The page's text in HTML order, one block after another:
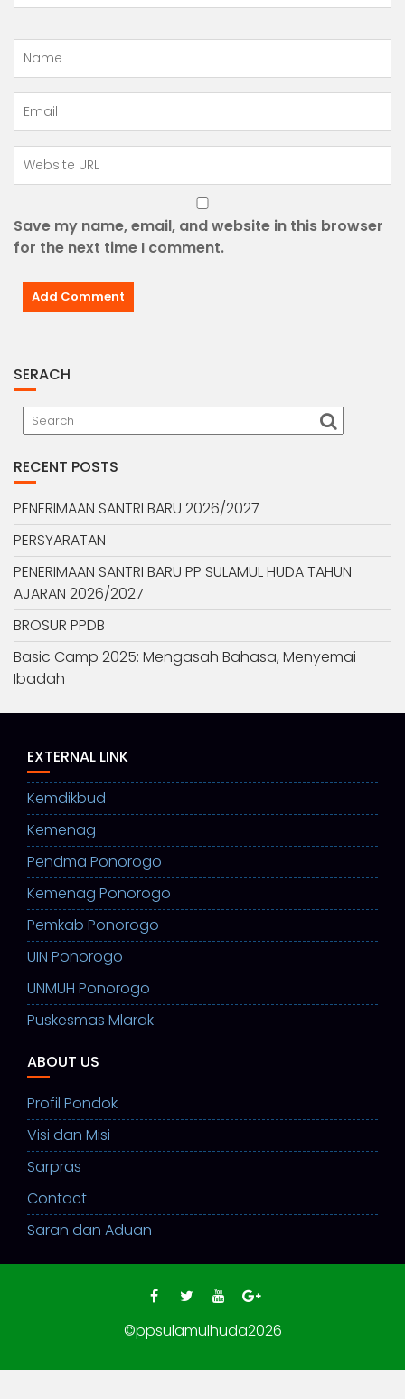
Save my name, email, and website in this browser
for the next time I comment.
SERACH
RECENT POSTS
PENERIMAAN SANTRI BARU 2026/2027
PERSYARATAN
PENERIMAAN SANTRI BARU PP SULAMUL HUDA TAHUN
AJARAN 2026/2027
BROSUR PPDB
Basic Camp 2025: Mengasah Bahasa, Menyemai
Ibadah
EXTERNAL LINK
Kemdikbud
Kemenag
Pendma Ponorogo
Kemenag Ponorogo
Pemkab Ponorogo
UIN Ponorogo
UNMUH Ponorogo
Puskesmas Mlarak
ABOUT US
Profil Pondok
Visi dan Misi
Sarpras
Contact
Saran dan Aduan
©ppsulamulhuda2026